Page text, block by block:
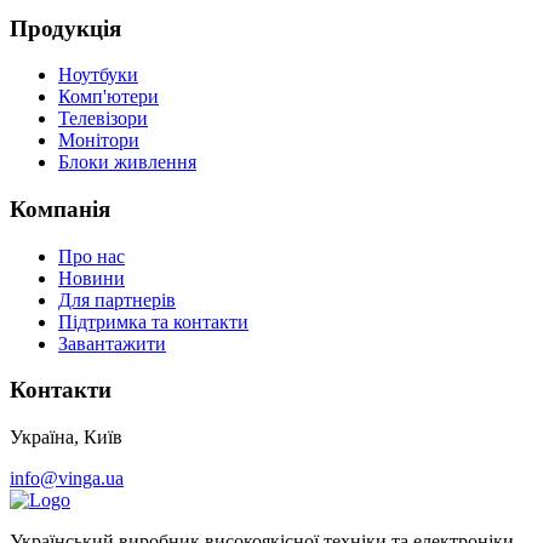
Продукція
Ноутбуки
Комп'ютери
Телевізори
Монітори
Блоки живлення
Компанія
Про нас
Новини
Для партнерів
Підтримка та контакти
Завантажити
Контакти
Україна, Київ
info@vinga.ua